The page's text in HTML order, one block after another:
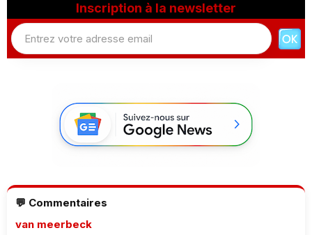
Inscription à la newsletter
💬 Commentaires
van meerbeck